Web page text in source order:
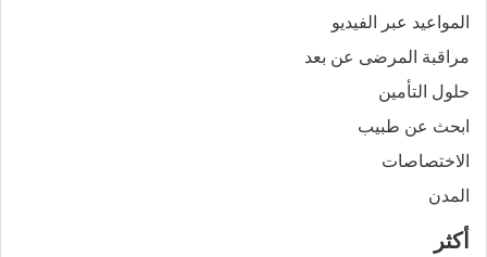
المواعيد عبر الفيديو
مراقبة المرضى عن بعد
حلول التأمين
ابحث عن طبيب
الاختصاصات
المدن
أكثر